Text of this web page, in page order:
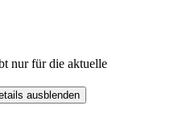
nur für die aktuelle
ausblenden